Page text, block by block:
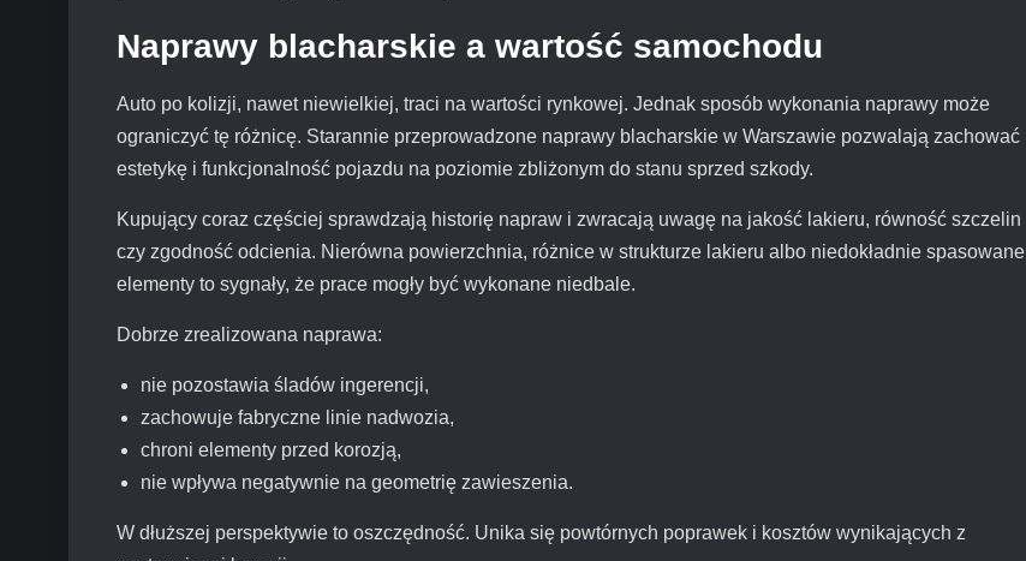
Naprawy blacharskie a wartość samochodu
Auto po kolizji, nawet niewielkiej, traci na wartości rynkowej. Jednak sposób wykonania naprawy może
ograniczyć tę różnicę. Starannie przeprowadzone naprawy blacharskie w Warszawie pozwalają zachować
estetykę i funkcjonalność pojazdu na poziomie zbliżonym do stanu sprzed szkody.
Kupujący coraz częściej sprawdzają historię napraw i zwracają uwagę na jakość lakieru, równość szczelin
czy zgodność odcienia. Nierówna powierzchnia, różnice w strukturze lakieru albo niedokładnie spasowane
elementy to sygnały, że prace mogły być wykonane niedbale.
Dobrze zrealizowana naprawa:
nie pozostawia śladów ingerencji,
zachowuje fabryczne linie nadwozia,
chroni elementy przed korozją,
nie wpływa negatywnie na geometrię zawieszenia.
W dłuższej perspektywie to oszczędność. Unika się powtórnych poprawek i kosztów wynikających z